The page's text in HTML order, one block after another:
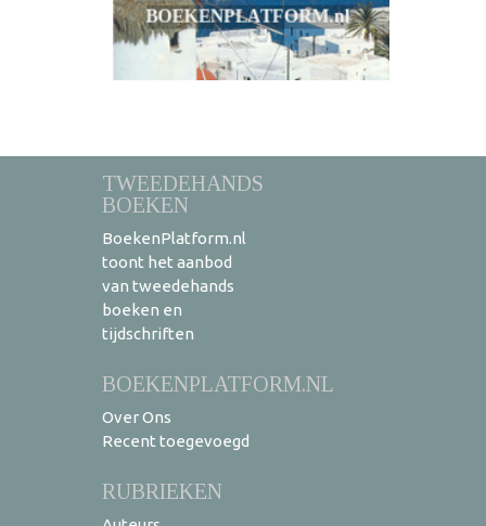
TWEEDEHANDS
BOEKEN
BoekenPlatform.nl
toont het aanbod
van tweedehands
boeken en
tijdschriften
BOEKENPLATFORM.NL
Over Ons
Recent toegevoegd
RUBRIEKEN